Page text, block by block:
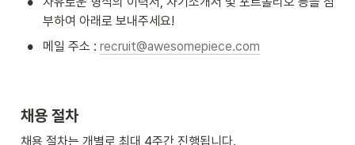
부하여 아래로 보내주세요!
• 메일 주소 : recruit@awesomepiece.com
채용 절차
채용 절차는 개별로 최대 4주간 진행됩니다.